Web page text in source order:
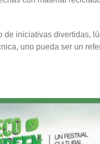
de iniciativas divertidas,
uno pueda ser un